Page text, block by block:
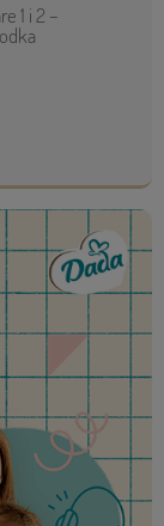
1 i 2 –